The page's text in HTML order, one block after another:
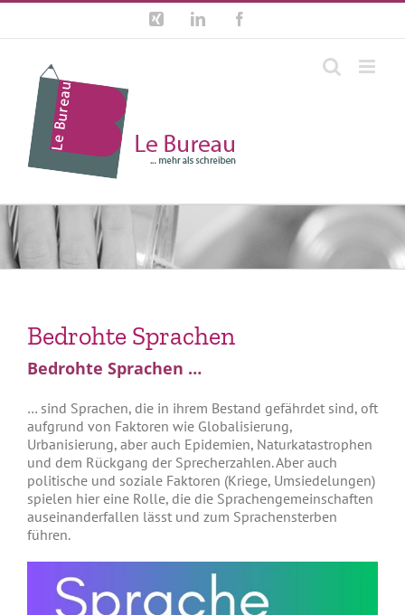
Zum
springen
Xing LinkedIn
Bedrohte Sprachen
Bedrohte Sprachen …
… sind Sprachen, die in ihrem Bestand gefährdet sind, oft
aufgrund von Faktoren wie Globalisierung,
Urbanisierung, aber auch Epidemien, Naturkatastrophen
und dem Rückgang der Sprecherzahlen. Aber auch
politische und soziale Faktoren (Kriege, Umsiedelungen)
spielen hier eine Rolle, die die Sprachengemeinschaften
auseinanderfallen lässt und zum Sprachensterben
führen.